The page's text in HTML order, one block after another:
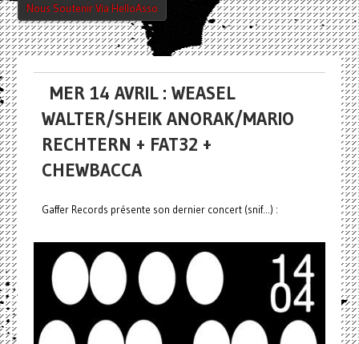
Nous Soutenir Via HelloAsso
MER 14 AVRIL : WEASEL
WALTER/SHEIK ANORAK/MARIO
RECHTERN + FAT32 +
CHEWBACCA
Gaffer Records présente son dernier concert (snif...) :